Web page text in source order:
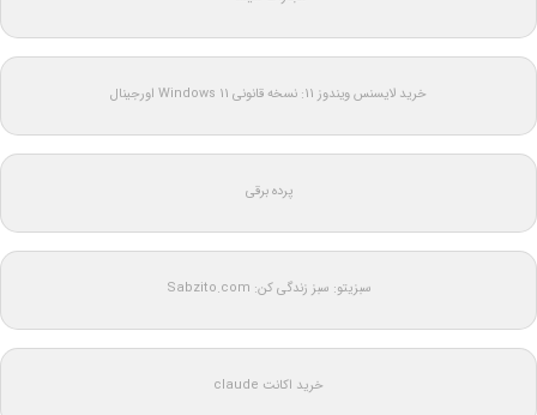
خرید لایسنس ویندوز 11: نسخه قانونی Windows 11 اورجینال
پرده برقی
سبزیتو: سبز زندگی کن: Sabzito.com
خرید اکانت claude